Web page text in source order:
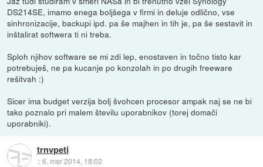
DS214SE, imamo enega boljšega v firmi in deluje odlično, vse
sinhronizacije, backupi ipd. pa še majhen in tih je, pa še sestavit in
inštalirat softwera ti ni treba.
Sploh njihov software se mi zdi lep, enostaven in točno tisto kar
potrebuješ, ne pa kucanje po konzolah in po drugih freeware
rešitvah :)
Sicer ima budget verzija bolj švohcen procesor ampak naj se ne bi
tako poznalo pri malem številu uporabnikov (torej domači
uporabniki).
trnvpeti
::6. mar 2014, 18:02